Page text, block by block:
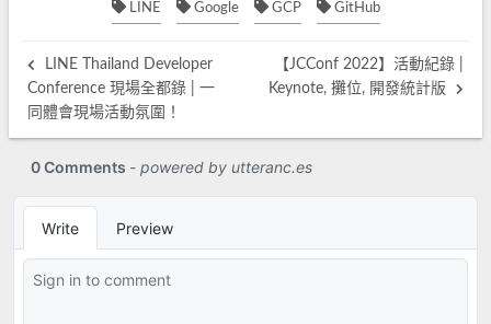
LINE Google GCP GitHub
LINE Thailand Developer
Conference 現場全都錄 | 一
同體會現場活動氛圍！
【JCConf 2022】活動紀錄 |
Keynote, 攤位, 開發統計版